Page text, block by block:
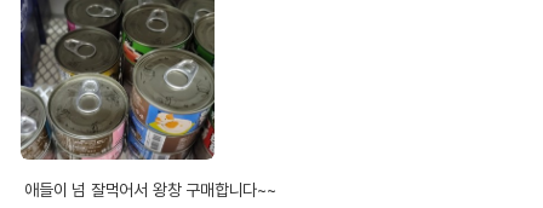
애들이 넘 잘먹어서 왕창 구매합니다~~